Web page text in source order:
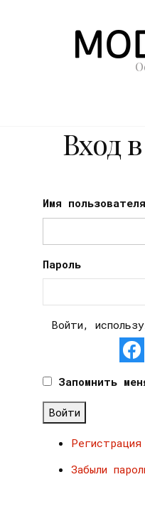
Вход
Имя
Пароль
Войти,
Запомнить
Войти
Регистрация
Забыли